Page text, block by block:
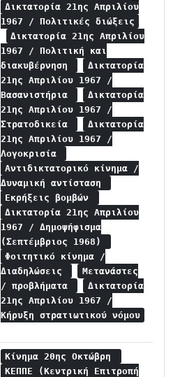
Δικτατορία 21ης Απριλίου
1967 / Πολιτικές διώξεις
Δικτατορία 21ης Απριλίου
1967 / Πολιτική και
διακυβέρνηση
Δικτατορία
21ης Απριλίου 1967 /
Βασανιστήρια
Δικτατορία
21ης Απριλίου 1967 /
Στρατοδικεία
Δικτατορία
21ης Απριλίου 1967 /
Λογοκρισία
Αντιδικτατορικό κίνημα /
Δυναμική αντίσταση
Εκρήξεις βομβών
Δικτατορία 21ης Απριλίου
1967 / Δημοψήφισμα
(Σεπτέμβριος 1968)
Φοιτητικό κίνημα /
Διαδηλώσεις
Μετανάστες
/ προβλήματα
Δικτατορία
21ης Απριλίου 1967 /
Κήρυξη στρατιωτικού νόμου
Κίνημα 20ης Οκτώβρη
ΚΕΠΠΕ (Κεντρική Επιτροπή